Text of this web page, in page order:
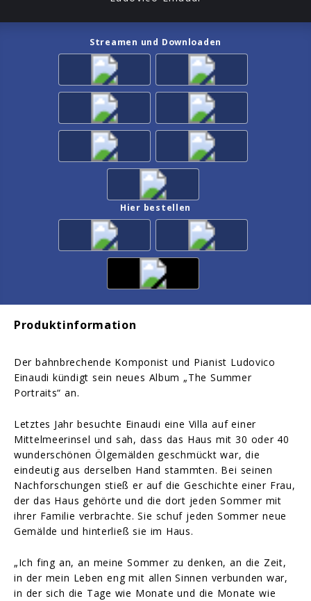
Streamen und Downloaden
Hier bestellen
Produktinformation
Der bahnbrechende Komponist und Pianist Ludovico
Einaudi kündigt sein neues Album „The Summer
Portraits“ an.
Letztes Jahr besuchte Einaudi eine Villa auf einer
Mittelmeerinsel und sah, dass das Haus mit 30 oder 40
wunderschönen Ölgemälden geschmückt war, die
eindeutig aus derselben Hand stammten. Bei seinen
Nachforschungen stieß er auf die Geschichte einer Frau,
der das Haus gehörte und die dort jeden Sommer mit
ihrer Familie verbrachte. Sie schuf jeden Sommer neue
Gemälde und hinterließ sie im Haus.
„Ich fing an, an meine Sommer zu denken, an die Zeit,
in der mein Leben eng mit allen Sinnen verbunden war,
in der sich die Tage wie Monate und die Monate wie